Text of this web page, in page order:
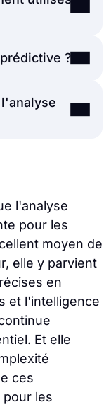
l'analyse
les
que Python
des
comme
?
clairement
des
de
vous devez
votre
estimer
données
a un champ
même
sur un
prévision
aussi
l'analyse
pour les
moyen de
elle y parvient
en
et l'intelligence
Et elle
ces
les